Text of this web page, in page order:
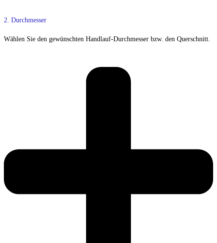
2. Durchmesser
Wählen Sie den gewünschten Handlauf-Durchmesser bzw. den Querschnitt.